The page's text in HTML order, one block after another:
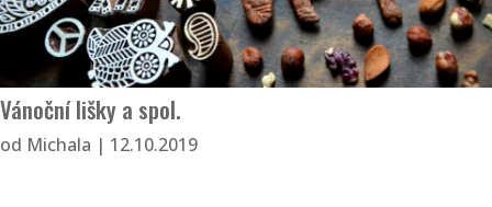
Vánoční lišky a spol.
od Michala | 12.10.2019